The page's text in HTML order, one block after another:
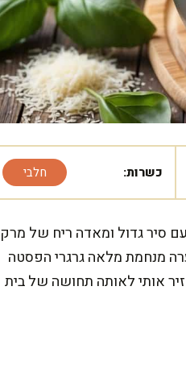
כשרות: חלבי
סיר גדול ומאדה ריח של מרק
מנחמת מלאה גרגרי הפסטה
אותי לאותה תחושה של בית